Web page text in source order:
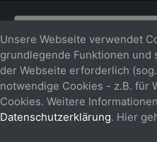
Unsere Webseite verwendet
grundlegende Funktionen
der Webseite erforderlich
notwendige Cookies - z.B. für
Cookies. Weitere
Datenschutzerklärung. Hier